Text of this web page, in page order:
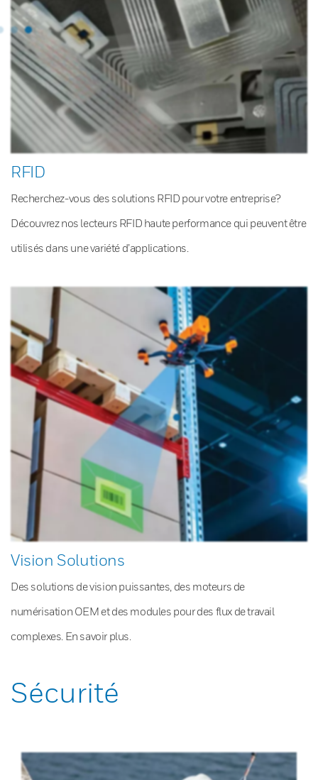
RFID
Recherchez-vous des solutions RFID pour votre entreprise?
Découvrez nos lecteurs RFID haute performance qui peuvent être
utilisés dans une variété d’applications.
Vision Solutions
Des solutions de vision puissantes, des moteurs de
numérisation OEM et des modules pour des flux de travail
complexes. En savoir plus.
Sécurité